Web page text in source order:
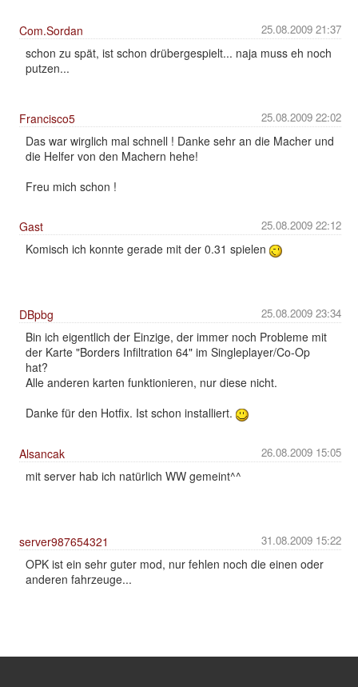
25.08.2009 21:37
Com.Sordan
schon zu spät, ist schon drübergespielt... naja muss eh noch
putzen...
25.08.2009 22:02
Francisco5
Das war wirglich mal schnell ! Danke sehr an die Macher und
die Helfer von den Machern hehe!
Freu mich schon !
25.08.2009 22:12
Gast
Komisch ich konnte gerade mit der 0.31 spielen
25.08.2009 23:34
DBpbg
Bin ich eigentlich der Einzige, der immer noch Probleme mit
der Karte "Borders Infiltration 64" im Singleplayer/Co-Op
hat?
Alle anderen karten funktionieren, nur diese nicht.
Danke für den Hotfix. Ist schon installiert.
26.08.2009 15:05
Alsancak
mit server hab ich natürlich WW gemeint^^
31.08.2009 15:22
server987654321
OPK ist ein sehr guter mod, nur fehlen noch die einen oder
anderen fahrzeuge...